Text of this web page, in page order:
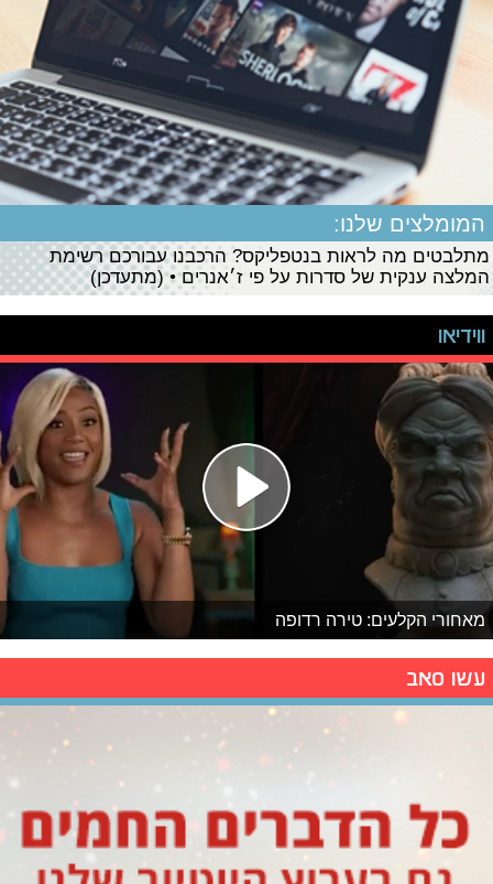
המומלצים שלנו:
מתלבטים מה לראות בנטפליקס? הרכבנו עבורכם רשימת
המלצה ענקית של סדרות על פי ז׳אנרים • (מתעדכן)
ווידיאו
מאחורי הקלעים: טירה רדופה
עשו סאב